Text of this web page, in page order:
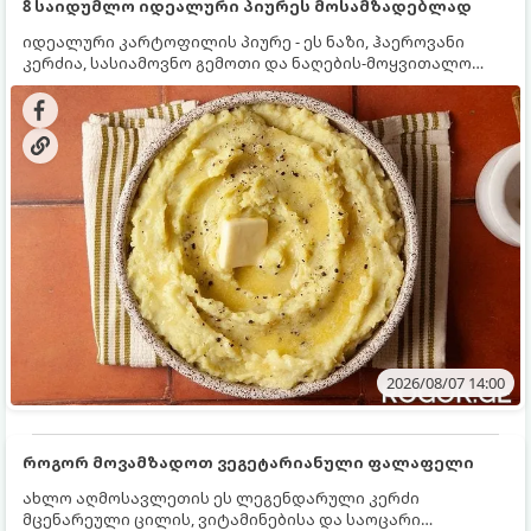
8 საიდუმლო იდეალური პიურეს მოსამზადებლად
იდეალური კარტოფილის პიურე - ეს ნაზი, ჰაეროვანი
კერძია, სასიამოვნო გემოთი და ნაღების-მოყვითალო
ფერით. მისი მომზადება ძალიან მარტივია, მაგრამ
არსებობს რამდენიმე საიდუმლო, რომლებიც უნდა
იცოდეთ, რომ პიურე იდეალურად გემრიელი გამოვიდეს.
2026/08/07 14:00
როგორ მოვამზადოთ ვეგეტარიანული ფალაფელი
ახლო აღმოსავლეთის ეს ლეგენდარული კერძი
მცენარეული ცილის, ვიტამინებისა და საოცარი